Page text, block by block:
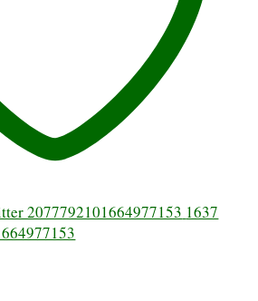
2077792101664977153 1637